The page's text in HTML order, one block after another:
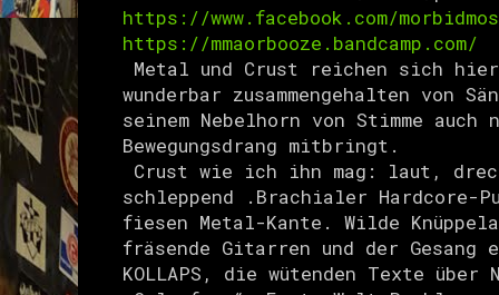
https://www.facebook.com/
https://mmaorbooze.bandcamp.com/
Metal und Crust reichen sich hier
wunderbar zusammengehalten von
seinem Nebelhorn von Stimme
Bewegungsdrang mitbringt.
Crust wie ich ihn mag: laut,
schleppend
.Brachialer Hardcore-
fiesen Metal-Kante. Wilde
fräsende Gitarren und der Gesang
KOLLAPS, die wütenden Texte über